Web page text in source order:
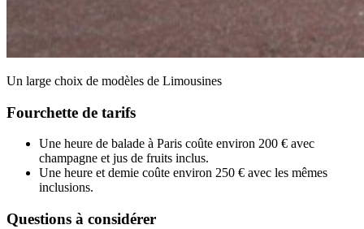
Un large choix de modèles de Limousines
Fourchette de tarifs
Une heure de balade à Paris coûte environ 200 € avec
champagne et jus de fruits inclus.
Une heure et demie coûte environ 250 € avec les mêmes
inclusions.
Questions à considérer